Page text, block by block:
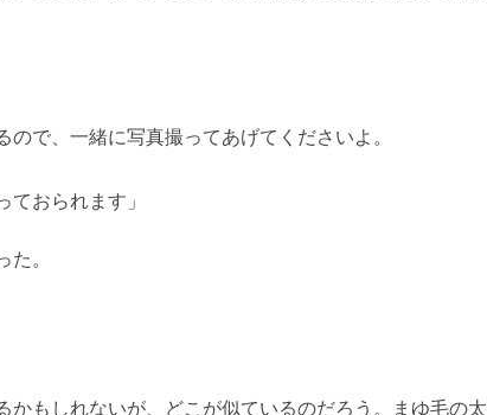
ので、一緒に写真撮ってあげてくださいよ。
ておられます」
た。
かもしれないが、どこが似ているのだろう。まゆ毛の太